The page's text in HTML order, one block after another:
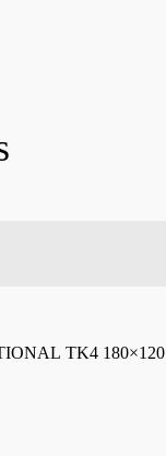
TK4 180×120